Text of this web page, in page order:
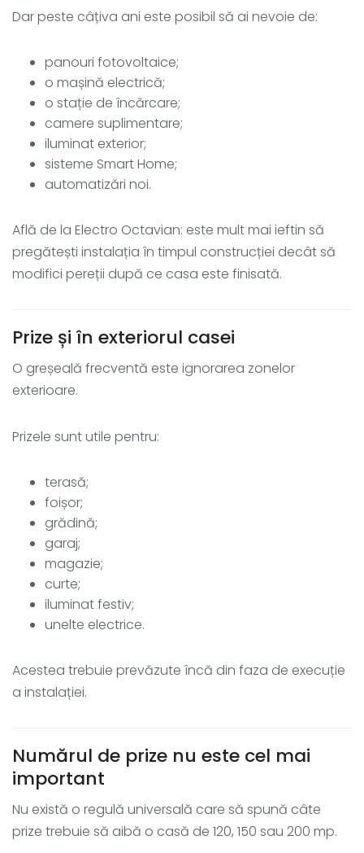
Dar peste câțiva ani este posibil să ai nevoie de:
panouri fotovoltaice;
o mașină electrică;
o stație de încărcare;
camere suplimentare;
iluminat exterior;
sisteme Smart Home;
automatizări noi.
Află de la Electro Octavian: este mult mai ieftin să
pregătești instalația în timpul construcției decât să
modifici pereții după ce casa este finisată.
Prize și în exteriorul casei
O greșeală frecventă este ignorarea zonelor
exterioare.
Prizele sunt utile pentru:
terasă;
foișor;
grădină;
garaj;
magazie;
curte;
iluminat festiv;
unelte electrice.
Acestea trebuie prevăzute încă din faza de execuție
a instalației.
Numărul de prize nu este cel mai
important
Nu există o regulă universală care să spună câte
prize trebuie să aibă o casă de 120, 150 sau 200 mp.